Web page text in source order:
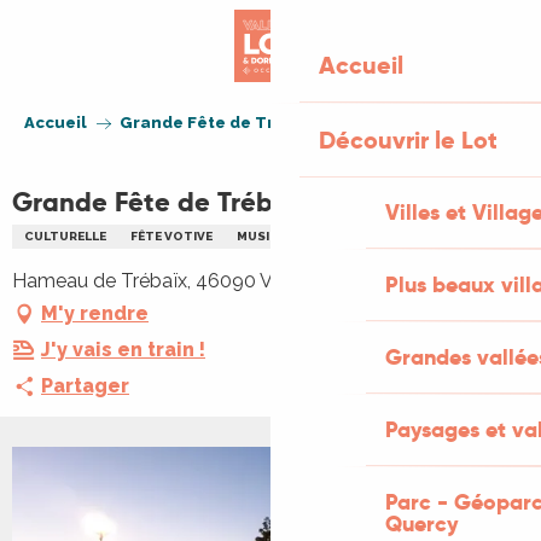
Accueil
Découvrir le Lot
Villes et
Plus beaux
Grandes
Paysages et
Parc -
Quercy
Accueil Grande Fête de Trébaïx
Grande Fête de Trébaïx
CULTURELLE FÊTE VOTIVE MUSIQUE
Hameau de Trébaïx, 46090 Villesèque
M'y rendre
J'y vais en train !
Partager